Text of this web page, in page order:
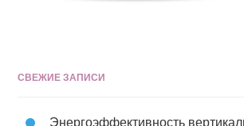
СВЕЖИЕ ЗАПИСИ
Энергоэффективность